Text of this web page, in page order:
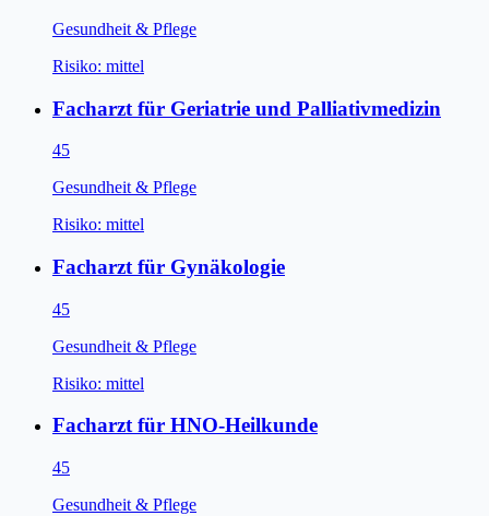
Gesundheit & Pflege
Risiko: mittel
Facharzt für Geriatrie und Palliativmedizin
45
Gesundheit & Pflege
Risiko: mittel
Facharzt für Gynäkologie
45
Gesundheit & Pflege
Risiko: mittel
Facharzt für HNO-Heilkunde
45
Gesundheit & Pflege